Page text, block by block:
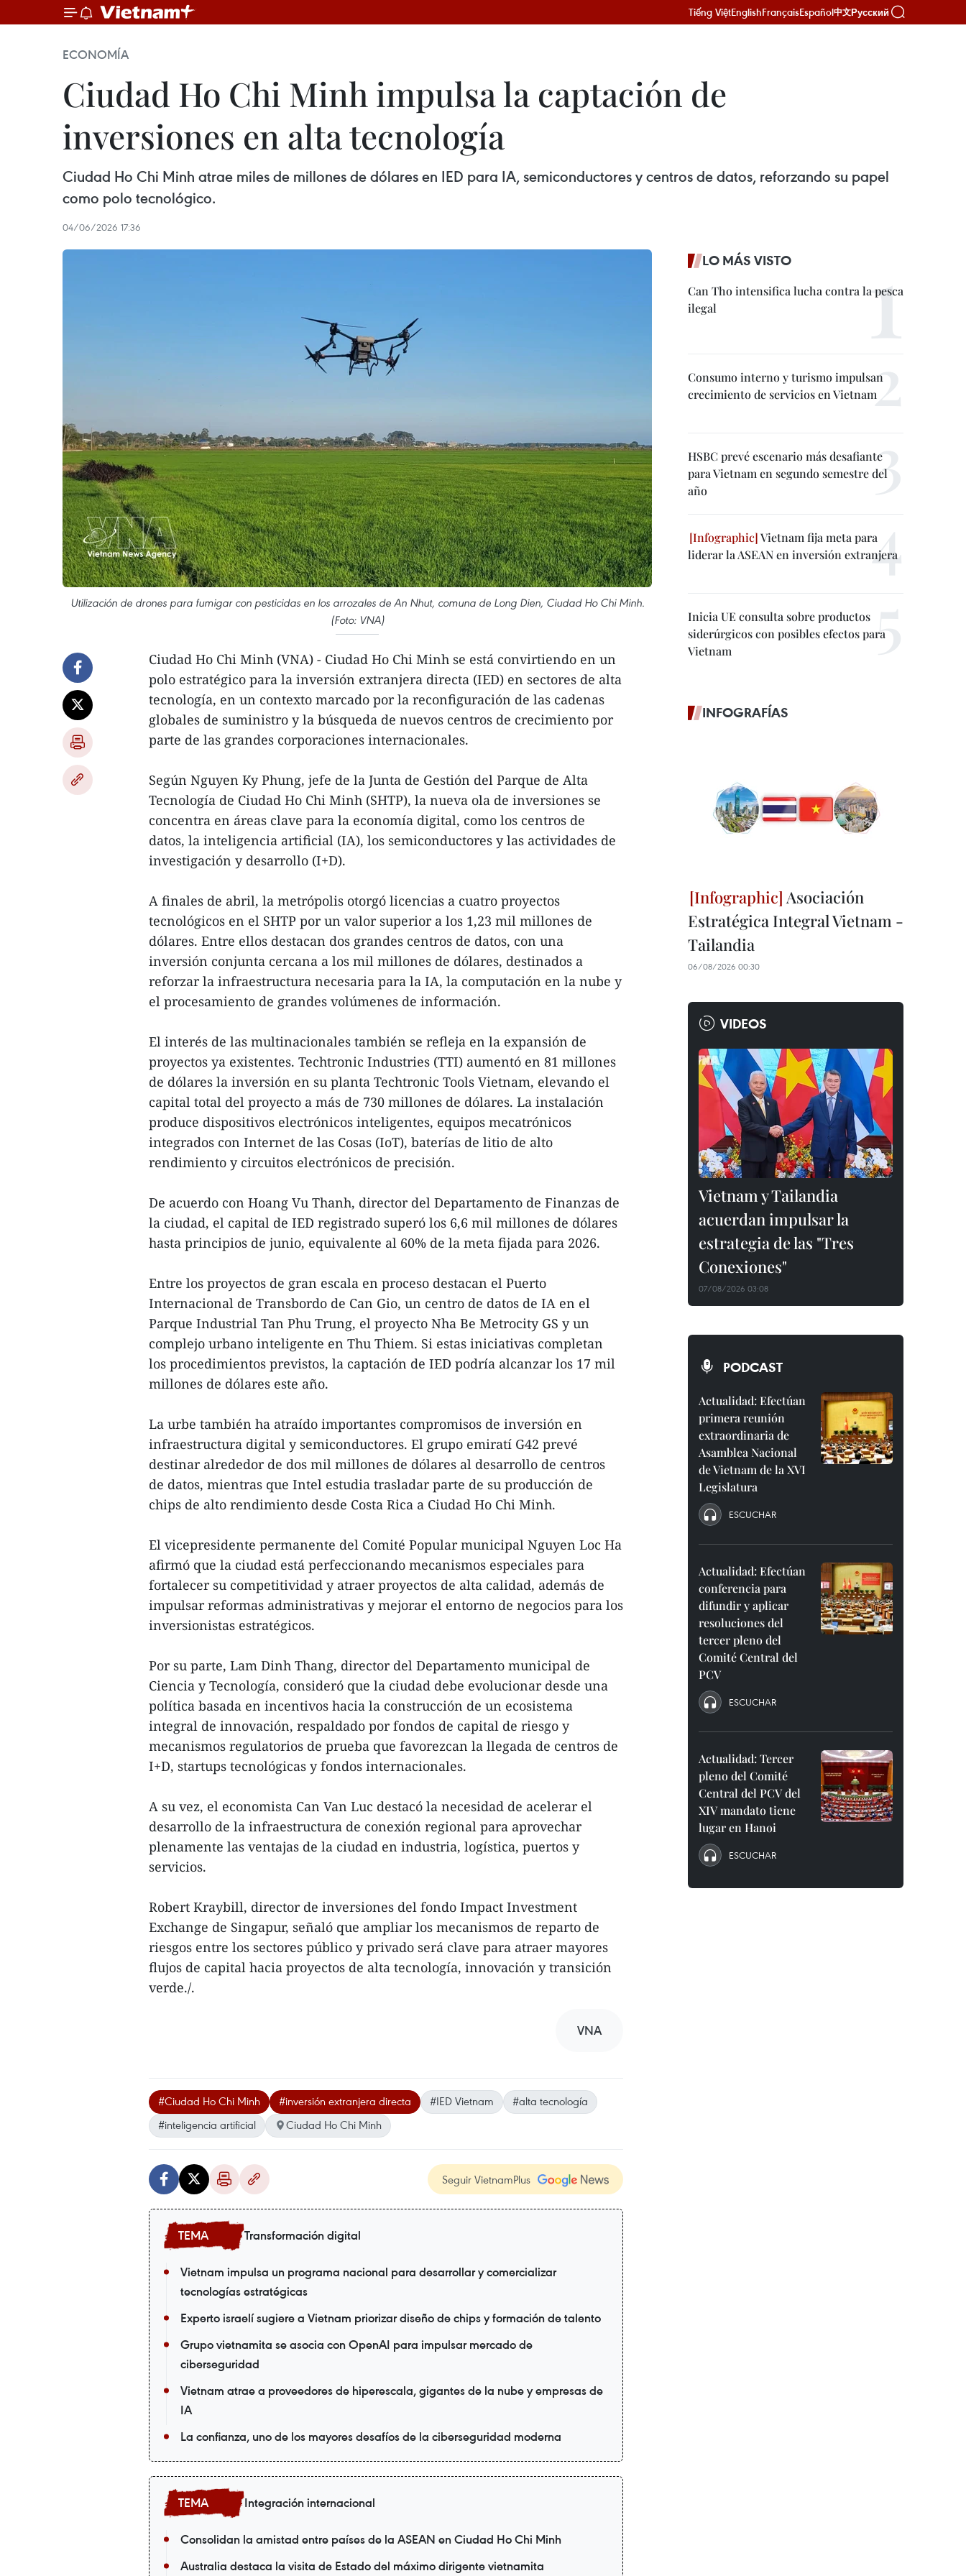
Tiếng ViệtEnglishFrançaisEspañol中文Русский
ECONOMÍA
Ciudad Ho Chi Minh impulsa la captación de
inversiones en alta tecnología
Ciudad Ho Chi Minh atrae miles de millones de dólares en IED para IA, semiconductores y centros de datos, reforzando su papel
como polo tecnológico.
04/06/2026 17:36
Utilización de drones para fumigar con pesticidas en los arrozales de An Nhut, comuna de Long Dien, Ciudad Ho Chi Minh.
(Foto: VNA)
Ciudad Ho Chi Minh (VNA) - Ciudad Ho Chi Minh se está convirtiendo en un
polo estratégico para la inversión extranjera directa (IED) en sectores de alta
tecnología, en un contexto marcado por la reconfiguración de las cadenas
globales de suministro y la búsqueda de nuevos centros de crecimiento por
parte de las grandes corporaciones internacionales.
Según Nguyen Ky Phung, jefe de la Junta de Gestión del Parque de Alta
Tecnología de Ciudad Ho Chi Minh (SHTP), la nueva ola de inversiones se
concentra en áreas clave para la economía digital, como los centros de
datos, la inteligencia artificial (IA), los semiconductores y las actividades de
investigación y desarrollo (I+D).
A finales de abril, la metrópolis otorgó licencias a cuatro proyectos
tecnológicos en el SHTP por un valor superior a los 1,23 mil millones de
dólares. Entre ellos destacan dos grandes centros de datos, con una
inversión conjunta cercana a los mil millones de dólares, destinados a
reforzar la infraestructura necesaria para la IA, la computación en la nube y
el procesamiento de grandes volúmenes de información.
El interés de las multinacionales también se refleja en la expansión de
proyectos ya existentes. Techtronic Industries (TTI) aumentó en 81 millones
de dólares la inversión en su planta Techtronic Tools Vietnam, elevando el
capital total del proyecto a más de 730 millones de dólares. La instalación
produce dispositivos electrónicos inteligentes, equipos mecatrónicos
integrados con Internet de las Cosas (IoT), baterías de litio de alto
rendimiento y circuitos electrónicos de precisión.
De acuerdo con Hoang Vu Thanh, director del Departamento de Finanzas de
la ciudad, el capital de IED registrado superó los 6,6 mil millones de dólares
hasta principios de junio, equivalente al 60% de la meta fijada para 2026.
Entre los proyectos de gran escala en proceso destacan el Puerto
Internacional de Transbordo de Can Gio, un centro de datos de IA en el
Parque Industrial Tan Phu Trung, el proyecto Nha Be Metrocity GS y un
complejo urbano inteligente en Thu Thiem. Si estas iniciativas completan
los procedimientos previstos, la captación de IED podría alcanzar los 17 mil
millones de dólares este año.
La urbe también ha atraído importantes compromisos de inversión en
infraestructura digital y semiconductores. El grupo emiratí G42 prevé
destinar alrededor de dos mil millones de dólares al desarrollo de centros
de datos, mientras que Intel estudia trasladar parte de su producción de
chips de alto rendimiento desde Costa Rica a Ciudad Ho Chi Minh.
El vicepresidente permanente del Comité Popular municipal Nguyen Loc Ha
afirmó que la ciudad está perfeccionando mecanismos especiales para
fortalecer su competitividad y atraer proyectos de alta calidad, además de
impulsar reformas administrativas y mejorar el entorno de negocios para los
inversionistas estratégicos.
Por su parte, Lam Dinh Thang, director del Departamento municipal de
Ciencia y Tecnología, consideró que la ciudad debe evolucionar desde una
política basada en incentivos hacia la construcción de un ecosistema
integral de innovación, respaldado por fondos de capital de riesgo y
mecanismos regulatorios de prueba que favorezcan la llegada de centros de
I+D, startups tecnológicas y fondos internacionales.
A su vez, el economista Can Van Luc destacó la necesidad de acelerar el
desarrollo de la infraestructura de conexión regional para aprovechar
plenamente las ventajas de la ciudad en industria, logística, puertos y
servicios.
Robert Kraybill, director de inversiones del fondo Impact Investment
Exchange de Singapur, señaló que ampliar los mecanismos de reparto de
riesgos entre los sectores público y privado será clave para atraer mayores
flujos de capital hacia proyectos de alta tecnología, innovación y transición
verde./.
VNA
#Ciudad Ho Chi Minh #inversión extranjera directa #IED Vietnam
#alta tecnología
#inteligencia artificial
Ciudad Ho Chi Minh
Seguir VietnamPlus
Transformación digital
Vietnam impulsa un programa nacional para desarrollar y comercializar
tecnologías estratégicas
Experto israelí sugiere a Vietnam priorizar diseño de chips y formación de talento
Grupo vietnamita se asocia con OpenAI para impulsar mercado de
ciberseguridad
Vietnam atrae a proveedores de hiperescala, gigantes de la nube y empresas de
IA
La confianza, uno de los mayores desafíos de la ciberseguridad moderna
Integración internacional
Consolidan la amistad entre países de la ASEAN en Ciudad Ho Chi Minh
Australia destaca la visita de Estado del máximo dirigente vietnamita
LO MÁS VISTO
Can Tho intensifica lucha contra la pesca
ilegal
Consumo interno y turismo impulsan
crecimiento de servicios en Vietnam
HSBC prevé escenario más desafiante
para Vietnam en segundo semestre del
año
Vietnam fija meta para
liderar la ASEAN en inversión extranjera
Inicia UE consulta sobre productos
siderúrgicos con posibles efectos para
Vietnam
INFOGRAFÍAS
Asociación
Estratégica Integral Vietnam -
Tailandia
06/08/2026 00:30
VIDEOS
Vietnam y Tailandia
acuerdan impulsar la
estrategia de las "Tres
Conexiones"
07/08/2026 03:08
PODCAST
Actualidad: Efectúan
primera reunión
extraordinaria de
Asamblea Nacional
de Vietnam de la XVI
Legislatura
ESCUCHAR
Actualidad: Efectúan
conferencia para
difundir y aplicar
resoluciones del
tercer pleno del
Comité Central del
PCV
ESCUCHAR
Actualidad: Tercer
pleno del Comité
Central del PCV del
XIV mandato tiene
lugar en Hanoi
ESCUCHAR